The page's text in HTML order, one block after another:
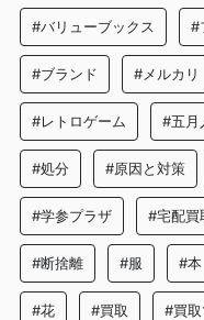
#バリューブックス #
#ブランド #メルカリ
#レトロゲーム #五月
#処分 #原因と対策
#学参プラザ #宅配買
#断捨離 #服 #本
#花 #買取 #買